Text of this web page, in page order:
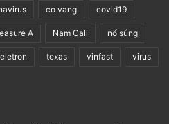
co vang covid19
A Nam Cali nổ súng
texas vinfast virus